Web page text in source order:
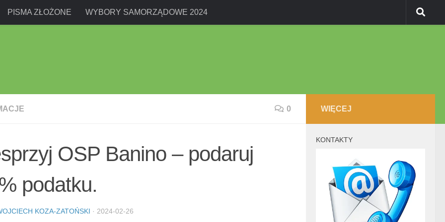
PISMA ZŁOŻONE WYBORY SAMORZĄDOWE 2024
0
OSP Banino – podaruj
podatku.
KOZA-ZATOŃSKI · 2024-02-26
WIĘCEJ
KONTAKTY